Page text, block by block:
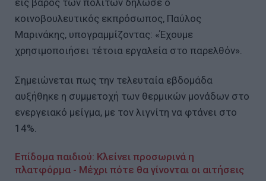
εις βάρος των πολιτών δήλωσε ο
κοινοβουλευτικός εκπρόσωπος, Παύλος
Μαρινάκης, υπογραμμίζοντας: «Έχουμε
χρησιμοποιήσει τέτοια εργαλεία στο παρελθόν».
Σημειώνεται πως την τελευταία εβδομάδα
αυξήθηκε η συμμετοχή των θερμικών μονάδων στο
ενεργειακό μείγμα, με τον λιγνίτη να φτάνει στο
14%.
Επίδομα παιδιού: Κλείνει προσωρινά η
πλατφόρμα - Μέχρι πότε θα γίνονται οι αιτήσεις